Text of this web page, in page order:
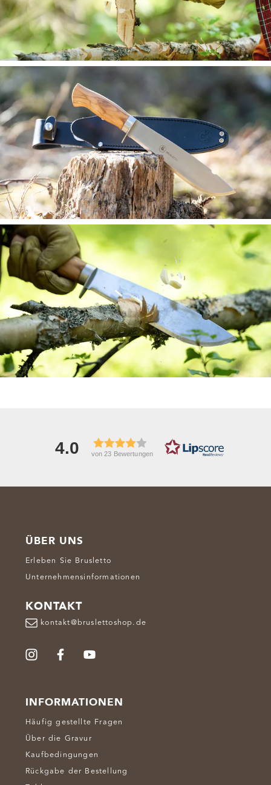
4.0 von 23 Bewertungen
ÜBER UNS
Erleben Sie Brusletto
Unternehmensinformationen
KONTAKT
kontakt@bruslettoshop.de
INFORMATIONEN
Häufig gestellte Fragen
Über die Gravur
Kaufbedingungen
Rückgabe der Bestellung